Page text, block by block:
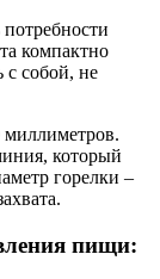
компактно
с собой, не
который
горелки –
пищи: